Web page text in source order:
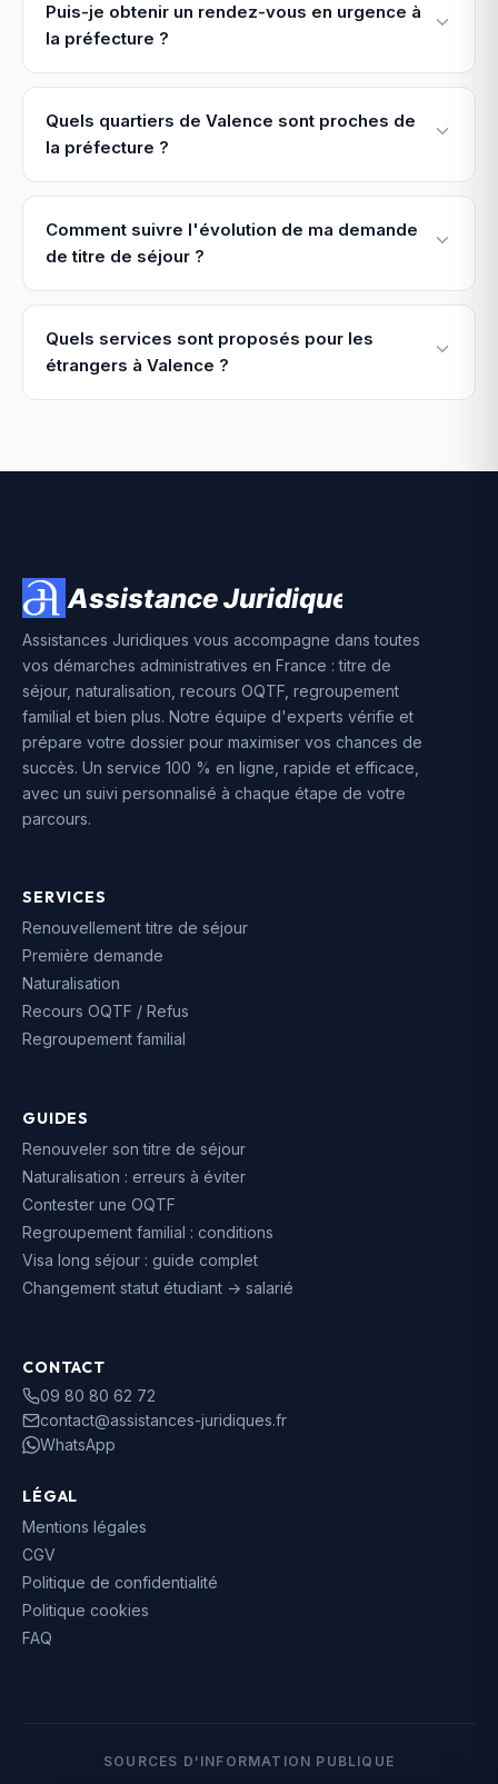
Puis-je obtenir un rendez-vous en urgence à
la préfecture ?
Quels quartiers de Valence sont proches de
la préfecture ?
Comment suivre l'évolution de ma demande
de titre de séjour ?
Quels services sont proposés pour les
étrangers à Valence ?
Assistances Juridiques vous accompagne dans toutes
vos démarches administratives en France : titre de
séjour, naturalisation, recours OQTF, regroupement
familial et bien plus. Notre équipe d'experts vérifie et
prépare votre dossier pour maximiser vos chances de
succès. Un service 100 % en ligne, rapide et efficace,
avec un suivi personnalisé à chaque étape de votre
parcours.
SERVICES
Renouvellement titre de séjour
Première demande
Naturalisation
Recours OQTF / Refus
Regroupement familial
GUIDES
Renouveler son titre de séjour
Naturalisation : erreurs à éviter
Contester une OQTF
Regroupement familial : conditions
Visa long séjour : guide complet
Changement statut étudiant → salarié
CONTACT
09 80 80 62 72
contact@assistances-juridiques.fr
WhatsApp
LÉGAL
Mentions légales
CGV
Politique de confidentialité
Politique cookies
FAQ
SOURCES D'INFORMATION PUBLIQUE